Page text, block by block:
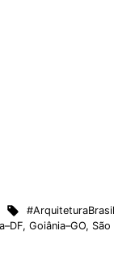
, Goiânia–GO, São